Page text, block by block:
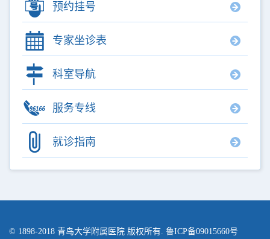
预约挂号
专家坐诊表
科室导航
服务专线
就诊指南
© 1898-2018 青岛大学附属医院 版权所有. 鲁ICP备09015660号